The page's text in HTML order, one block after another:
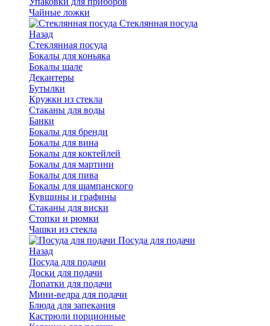
Чайные ложки
Стеклянная посуда
Назад
Стеклянная посуда
Бокалы для коньяка
Бокалы шале
Декантеры
Бутылки
Кружки из стекла
Стаканы для воды
Банки
Бокалы для бренди
Бокалы для вина
Бокалы для коктейлей
Бокалы для мартини
Бокалы для пива
Бокалы для шампанского
Кувшины и графины
Стаканы для виски
Стопки и рюмки
Чашки из стекла
Посуда для подачи
Назад
Посуда для подачи
Доски для подачи
Лопатки для подачи
Мини-ведра для подачи
Блюда для запекания
Кастрюли порционные